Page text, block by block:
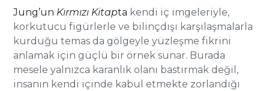
Jung’un Kırmızı Kitapta kendi iç imgeleriyle,
korkutucu figürlerle ve bilinçdışı karşılaşmalarla
kurduğu temas da gölgeyle yüzleşme fikrini
anlamak için güçlü bir örnek sunar. Burada
mesele yalnızca karanlık olanı bastırmak değil,
insanın kendi içinde kabul etmekte zorlandığı